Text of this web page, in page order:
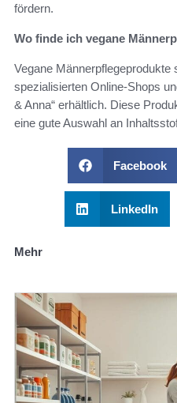
fördern.
Wo finde ich vegane
Vegane Männerpflegeprodukte
spezialisierten Online-Shops
& Anna“ erhältlich. Diese
eine gute Auswahl an
Facebook
LinkedIn
Mehr